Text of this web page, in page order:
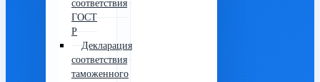
соответствия
ГОСТ
Р
Декларация
соответствия
таможенного